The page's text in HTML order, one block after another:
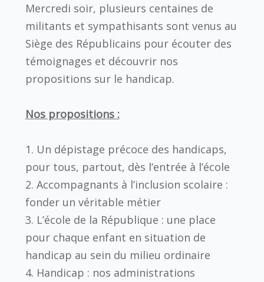
Mercredi soir, plusieurs centaines de
militants et sympathisants sont venus au
Siège des Républicains pour écouter des
témoignages et découvrir nos
propositions sur le handicap.
Nos propositions :
1. Un dépistage précoce des handicaps,
pour tous, partout, dès l’entrée à l’école
2. Accompagnants à l’inclusion scolaire :
fonder un véritable métier
3. L’école de la République : une place
pour chaque enfant en situation de
handicap au sein du milieu ordinaire
4. Handicap : nos administrations